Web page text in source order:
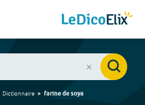
Dictionnaire farine de soya